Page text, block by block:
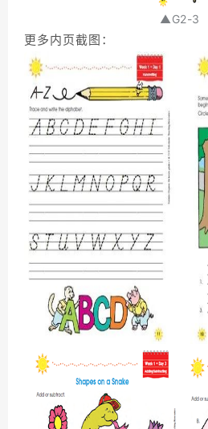
▲G2-3
更多内页截图：